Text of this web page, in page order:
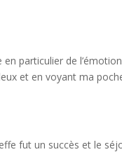
particulier de
et en voyant ma
fut un succès et le